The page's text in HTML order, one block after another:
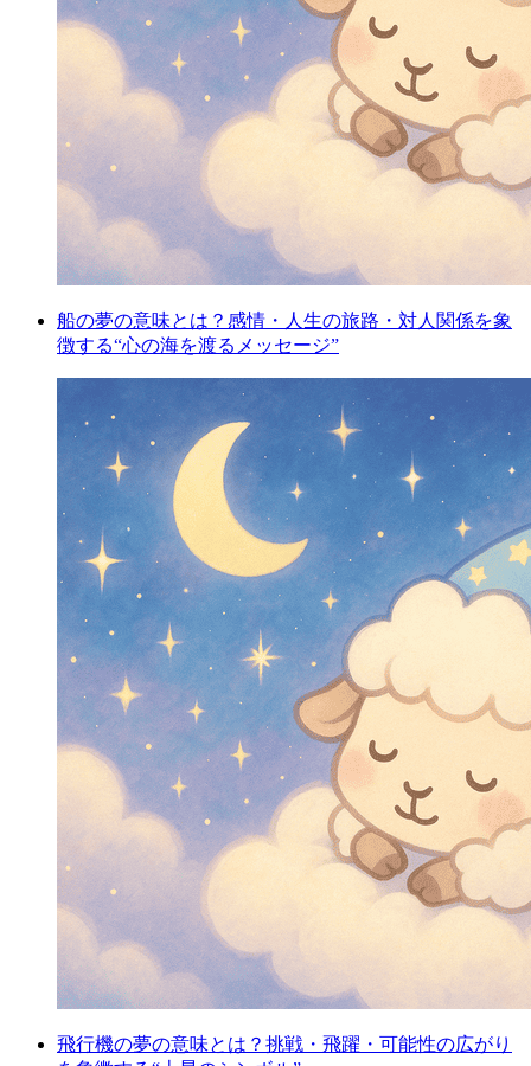
船の夢の意味とは？感情・人生の旅路・対人関係を象
徴する“心の海を渡るメッセージ”
飛行機の夢の意味とは？挑戦・飛躍・可能性の広がり